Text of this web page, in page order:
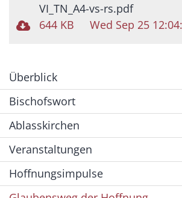
VI_TN_A4-vs-rs.pdf
644 KB
Wed Sep 25
Überblick
Bischofswort
Ablasskirchen
Veranstaltungen
Hoffnungsimpulse